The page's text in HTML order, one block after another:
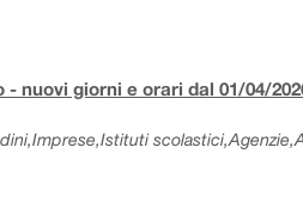
nuovi giorni e orari dal 01/04/